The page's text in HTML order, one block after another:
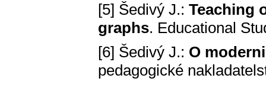
[5] Šedivý J.: Teaching
graphs. Educational
[6] Šedivý J.: O
pedagogické